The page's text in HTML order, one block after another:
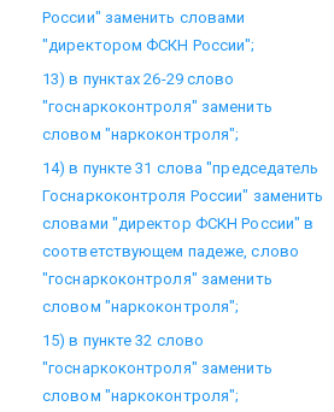
России" заменить словами
"директором ФСКН России";
13) в пунктах 26-29 слово
"госнаркоконтроля" заменить
словом "наркоконтроля";
14) в пункте 31 слова "председатель
Госнаркоконтроля России" заменить
словами "директор ФСКН России" в
соответствующем падеже, слово
"госнаркоконтроля" заменить
словом "наркоконтроля";
15) в пункте 32 слово
"госнаркоконтроля" заменить
словом "наркоконтроля";